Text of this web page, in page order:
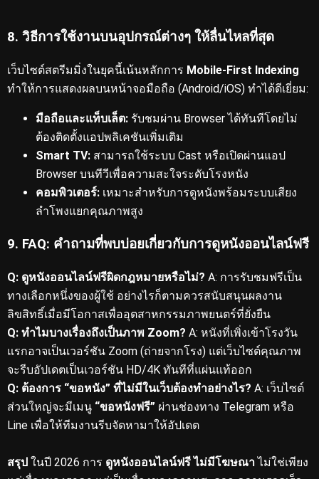
8. วิธีการใช้งานบนอุปกรณ์ต่างๆ ให้ลื่นไหลที่สุด
เว็บไซต์สตรีมมิ่งในยุคนี้เน้นหลักการ Mobile-First Indexing
ทำให้การแสดงผลบนหน้าจอมือถือ (Android/iOS) ทำได้ดีเยี่ยม:
มือถือและแท็บเล็ต: รับชมผ่าน Browser ได้ทันทีโดยไม่
ต้องติดตั้งแอปพลิเคชันเพิ่มเติม
Smart TV: สามารถใช้ระบบ Cast หรือเปิดผ่านแอป
Browser บนทีวีเพื่อความสะใจระดับโรงหนัง
คอมพิวเตอร์: เหมาะสำหรับการดูหนังพร้อมระบบเสียง
ลำโพงแยกคุณภาพสูง
9. FAQ: คำถามที่พบบ่อยเกี่ยวกับการดูหนังออนไลน์ฟรี
Q: ดูหนังออนไลน์ฟรีผิดกฎหมายหรือไม่? A: การรับชมฟรีเป็น
ทางเลือกหนึ่งของผู้ใช้ อย่างไรก็ตามควรสนับสนุนผลงาน
ลิขสิทธิ์เมื่อมีโอกาสเพื่ออุตสาหกรรมภาพยนตร์ที่ยั่งยืน
Q: ทำไมบางเรื่องถึงเป็นภาพ Zoom? A: หนังที่เพิ่งเข้าโรงวัน
แรกอาจเป็นเวอร์ชัน Zoom (ถ่ายจากโรง) แต่เว็บไซต์คุณภาพ
จะรีบอัปเดตเป็นเวอร์ชัน HD/4K ทันทีที่แผ่นแท้ออก
Q: ต้องการ “ขอหนัง” ที่ไม่มีในเว็บต้องทำอย่างไร? A: เว็บไซต์
ส่วนใหญ่จะมีเมนู “ขอหนังฟรี” ผ่านช่องทาง Telegram หรือ
Line เพื่อให้ทีมงานรีบจัดหามาให้อัปเดต
สรุป ในปี 2026 การ ดูหนังออนไลน์ฟรี ไม่มีโฆษณาไม่ใช่เพียง